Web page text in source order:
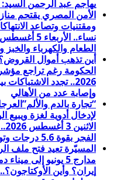
يهاجم عبد الرحمن السيد:
الأمن المصري يقتحم
ومقتنيات وتصاعد
الطعام والكهرباء والخبز
أين تذهب أموال
2026.. تجدد
وإصابة عدد من الأهالي
لإدخال أدوية لغزة
الفجر بقوة 5.6 درجات وتوابع مرعبة تهز المحافظات
المسيّرة تعيد فتح ملف
مدارج 5 يونيو إلى